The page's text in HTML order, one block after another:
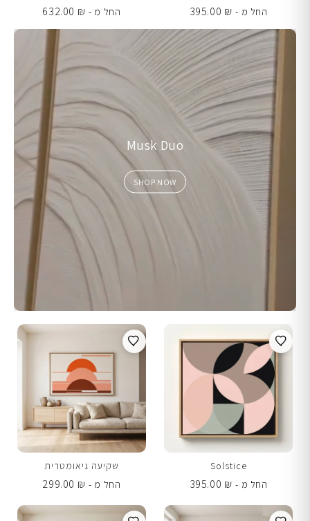
החל מ -
395.00 ₪
החל מ -
632.00 ₪
Musk Duo
SHOP NOW
Solstice
החל מ -
395.00 ₪
שקיעה גיאומטרית
החל מ -
299.00 ₪